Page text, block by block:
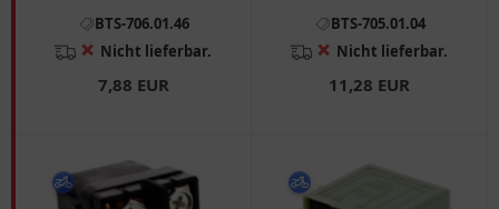
MP3, NRG
BTS-706.01.46
❌ Nicht lieferbar.
7,88 EUR
V (35, 65, 50, 75), NTX, T3
BTS-705.01.04
❌ Nicht lieferbar.
11,28 EUR